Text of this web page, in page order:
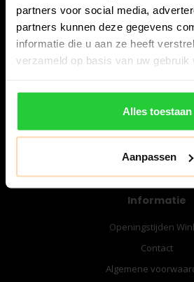
partners voor social media,
partners kunnen deze gegevens
informatie die u aan ze heeft
verzameld op basis van uw gebruik
Alles toestaan
Aanpassen
8224 AA Lelystad
Nederland
Informatie
Openingstijden
Contact
Algemene